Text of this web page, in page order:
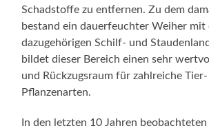
Schadstoffe zu entfernen. Zu dem
bestand ein dauerfeuchter Weiher mit
dazugehörigen Schilf- und
bildet dieser Bereich einen sehr
und Rückzugsraum für zahlreiche Tier-
Pflanzenarten.
In den letzten 10 Jahren